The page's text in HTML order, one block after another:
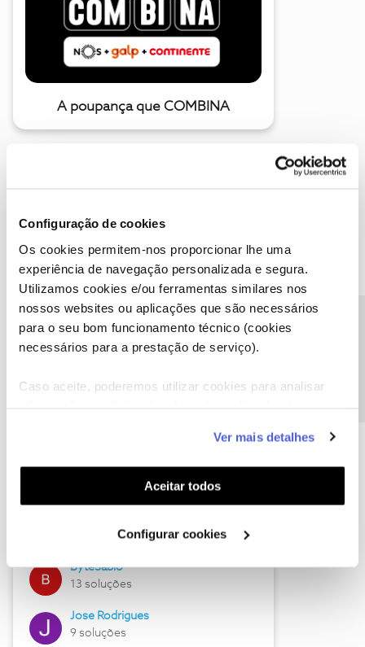
Configuração de cookies
Os cookies permitem-nos proporcionar lhe uma
experiência de navegação personalizada e segura.
Utilizamos cookies e/ou ferramentas similares nos
nossos websites ou aplicações que são necessários
para o seu bom funcionamento técnico (cookies
necessários para a prestação de serviço).
Caso aceite, poderemos utilizar cookies para analisar
funcionalidades (cookies de personalização e
funcionalidade) e adaptar anúncios aos seus interesses
(cookies de publicidade personalizada). Pode gerir a
utilização dos cookies clicando em "Configurar
Ver mais detalhes
Aceitar todos
Configurar cookies
A poupança que COMBINA
Descubra as novidades de julho
Hall of Fame de julho
17 soluções
ByteSábio
13 soluções
Jose Rodrigues
9 soluções